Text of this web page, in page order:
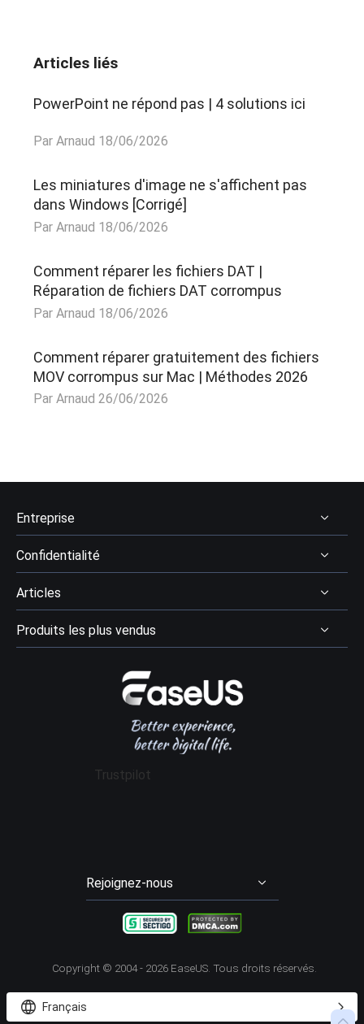
Articles liés
PowerPoint ne répond pas | 4 solutions ici
Par Arnaud 18/06/2026
Les miniatures d'image ne s'affichent pas
dans Windows [Corrigé]
Par Arnaud 18/06/2026
Comment réparer les fichiers DAT |
Réparation de fichiers DAT corrompus
Par Arnaud 18/06/2026
Comment réparer gratuitement des fichiers
MOV corrompus sur Mac | Méthodes 2026
Par Arnaud 26/06/2026
Entreprise
À Propos
Avis & récompenses
Contactez EaseUS
Confidentialité
Désinstaller
Politique de remboursement
Conditions générales
Articles
Récupération des données
Avis logiciel récupération données
Gestion de partition
Sauvegarde & Restauration
Produits les plus vendus
Data Recovery Wizard Pro
Data Recovery Wizard for Mac Pro
Trustpilot
Rejoignez-nous
  
Copyright © 2004 - 2026EaseUS. Tous droits réservés.
 Français 